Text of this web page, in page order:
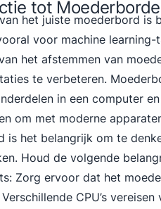
tot
het juiste moederbord is
voor machine learning-
het afstemmen van
te verbeteren.
in een computer
om met moderne
is het belangrijk om te
Houd de volgende
Zorg ervoor dat het
Verschillende CPU’s